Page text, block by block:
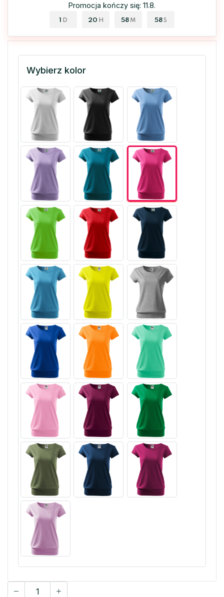
Promocja kończy się: 11.8.
1 D 20 H 58 M 57 S
Wybierz kolor